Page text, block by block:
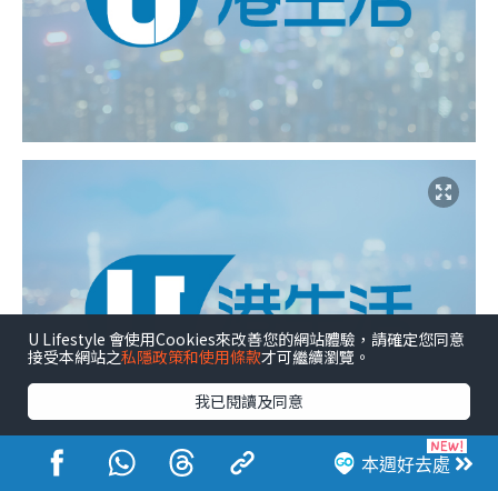
本週好去處
U Lifestyle 會使用Cookies來改善您的網站體驗，請確定您同意
接受本網站之私隱政策和使用條款才可繼續瀏覽。
我已閱讀及同意